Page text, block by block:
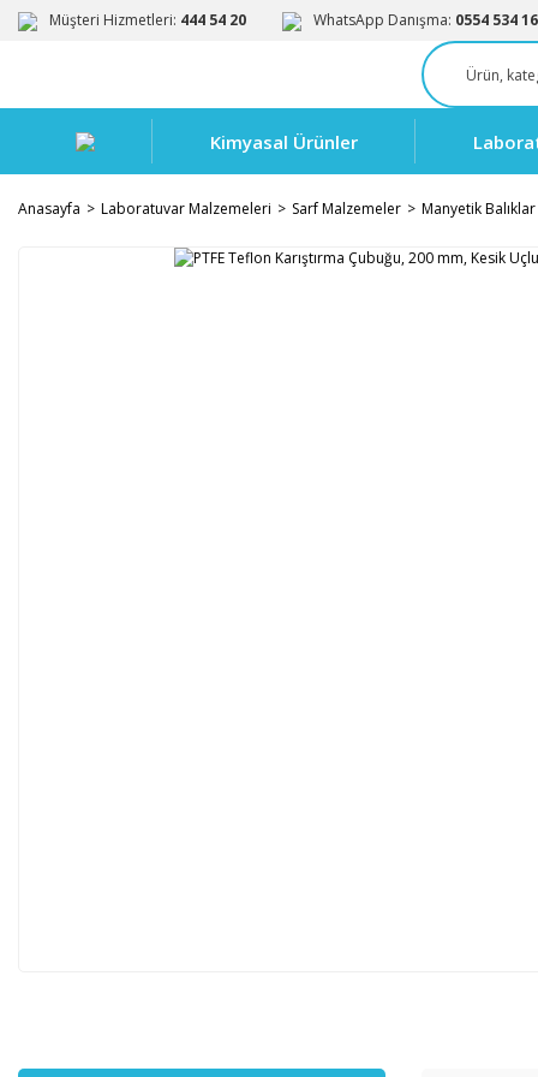
Müşteri Hizmetleri: 444 54 20 WhatsApp Danışma: 0554 534
Kimyasal Ürünler
Anasayfa Laboratuvar Malzemeleri Sarf Malzemeler Manyetik Balıklar